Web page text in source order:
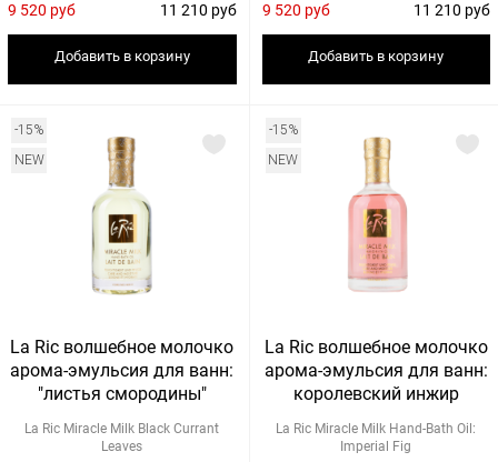
11 210 руб
9 520 руб
Добавить в корзину
11 210 руб
9 520 руб
Добавить в корзину
-15%
NEW
La Ric волшебное молочко
арома-эмульсия для ванн:
"листья смородины"
La Ric Miracle Milk Black Currant
Leaves
-15%
NEW
La Ric волшебное молочко
арома-эмульсия для ванн:
королевский инжир
La Ric Miracle Milk Hand-Bath Oil:
Imperial Fig